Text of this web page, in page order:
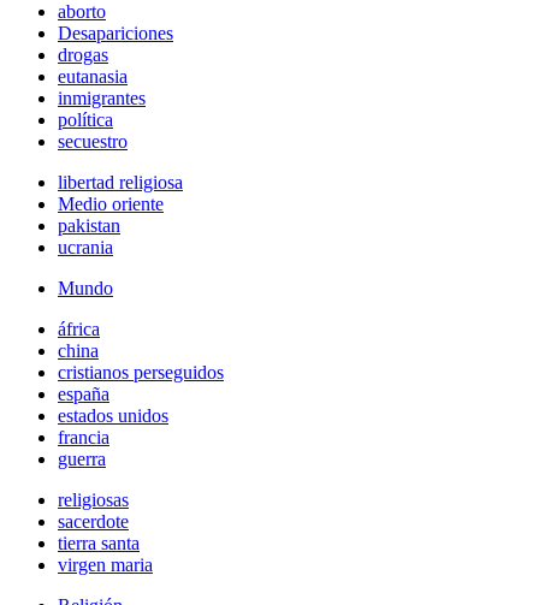
aborto
Desapariciones
drogas
eutanasia
inmigrantes
política
secuestro
libertad religiosa
Medio oriente
pakistan
ucrania
Mundo
áfrica
china
cristianos perseguidos
españa
estados unidos
francia
guerra
religiosas
sacerdote
tierra santa
virgen maria